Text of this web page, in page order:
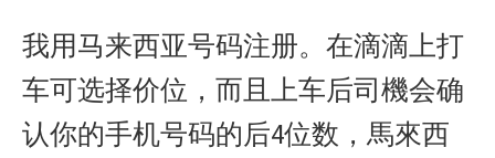
我用马来西亚号码注册。在滴滴上打
车可选择价位，而且上车后司機会确
认你的手机号码的后4位数，馬來西